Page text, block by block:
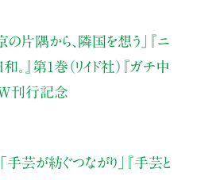
の片隅から、隣国を想う」
『ニ
。』第1巻（リイド社） 『ガチ中
W刊行記念
「手芸が紡ぐつながり」
『手芸と